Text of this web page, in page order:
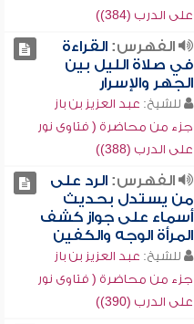
على الدرب (384))
الفهرس:القراءة
في صلاة الليل بين
الجهر والإسرار
للشيخ: عبد العزيز بن باز
جزء من محاضرة ( فتاوى نور
على الدرب (388))
الفهرس:الرد على
من يستدل بحديث
أسماء على جواز كشف
المرأة الوجه والكفين
للشيخ: عبد العزيز بن باز
جزء من محاضرة ( فتاوى نور
على الدرب (390))